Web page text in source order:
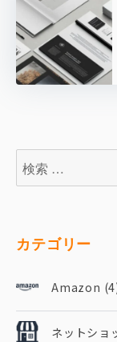
検
索:
カテゴリー
Amazon
ネットショ